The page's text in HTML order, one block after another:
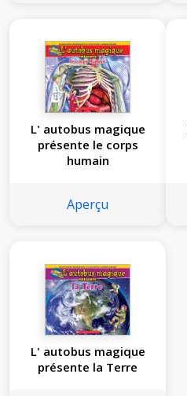
L' autobus magique
présente le corps
humain
Aperçu
L' autobus magique
présente la Terre